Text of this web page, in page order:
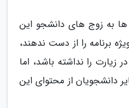
ها به زوج های دانشجو این
برنامه را از دست ندهند،
را نداشته باشد، اما
دانشجویان از محتوای این